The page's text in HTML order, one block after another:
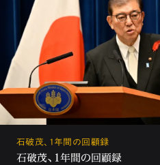
石破茂、1年間の回顧録
石破茂、1年間の回顧録